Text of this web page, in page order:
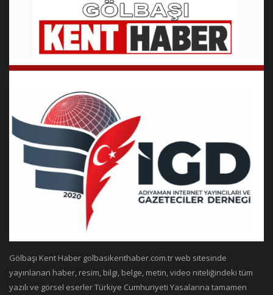
Gölbaşı Kent Haber golbasikenthaber.com.tr web sitesinde
yayınlanan haber, resim, bilgi, belge, metin, video niteliğindeki tüm
yazılı ve görsel eserler Türkiye Cumhuriyeti Yasalarına tamamen